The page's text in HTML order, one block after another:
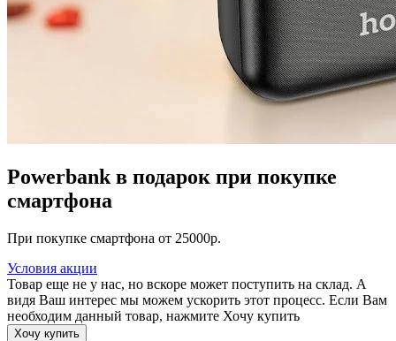
Powerbank в подарок при покупке
смартфона
При покупке смартфона от 25000р.
Условия акции
Товар еще не у нас, но вскоре может поступить на склад. А
видя Ваш интерес мы можем ускорить этот процесс. Если Вам
необходим данный товар, нажмите Хочу купить
Хочу купить